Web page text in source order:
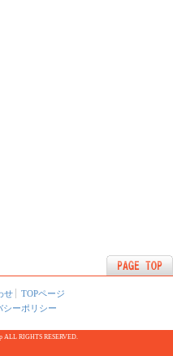
せ
TOPページ
シーポリシー
ALL RIGHTS RESERVED.